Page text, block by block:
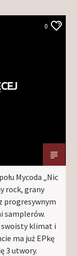
0
Mycoda „Nic
rock, grany
progresywnym
samplerów.
klimat i
ma już EPkę
3 utwory.